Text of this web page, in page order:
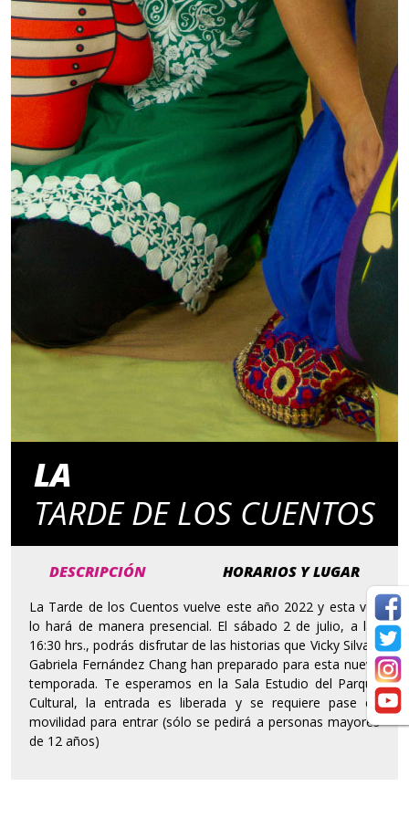
LA
TARDE DE LOS CUENTOS
DESCRIPCIÓN HORARIOS Y LUGAR
La Tarde de los Cuentos vuelve este año 2022 y esta vez
lo hará de manera presencial. El sábado 2 de julio, a las
16:30 hrs., podrás disfrutar de las historias que Vicky Silva y
Gabriela Fernández Chang han preparado para esta nueva
temporada. Te esperamos en la Sala Estudio del Parque
Cultural, la entrada es liberada y se requiere pase de
movilidad para entrar (sólo se pedirá a personas mayores
de 12 años)